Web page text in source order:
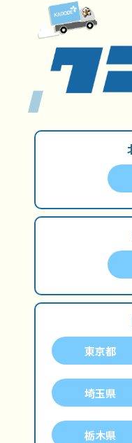
東京都
埼玉県
栃木県